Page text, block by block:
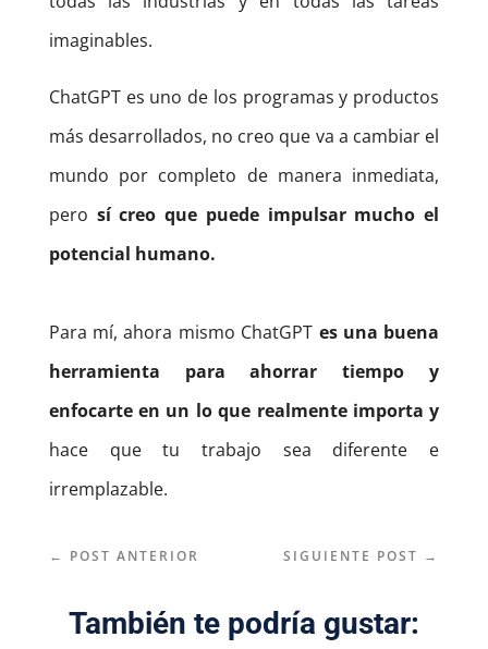
imaginables.
ChatGPT es uno de los programas y productos
más desarrollados, no creo que va a cambiar el
mundo por completo de manera inmediata,
pero sí creo que puede impulsar mucho el
potencial humano.
Para mí, ahora mismo ChatGPT es una buena
herramienta para ahorrar tiempo y
enfocarte en un lo que realmente importa y
hace que tu trabajo sea diferente e
irremplazable.
← POST ANTERIOR SIGUIENTE POST →
También te podría gustar: